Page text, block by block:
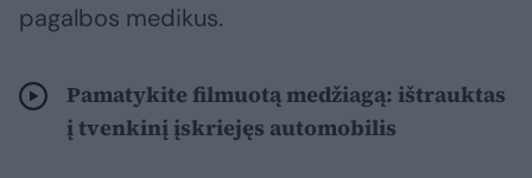
pagalbos medikus.
Pamatykite filmuotą medžiagą: ištrauktas
į tvenkinį įskriejęs automobilis